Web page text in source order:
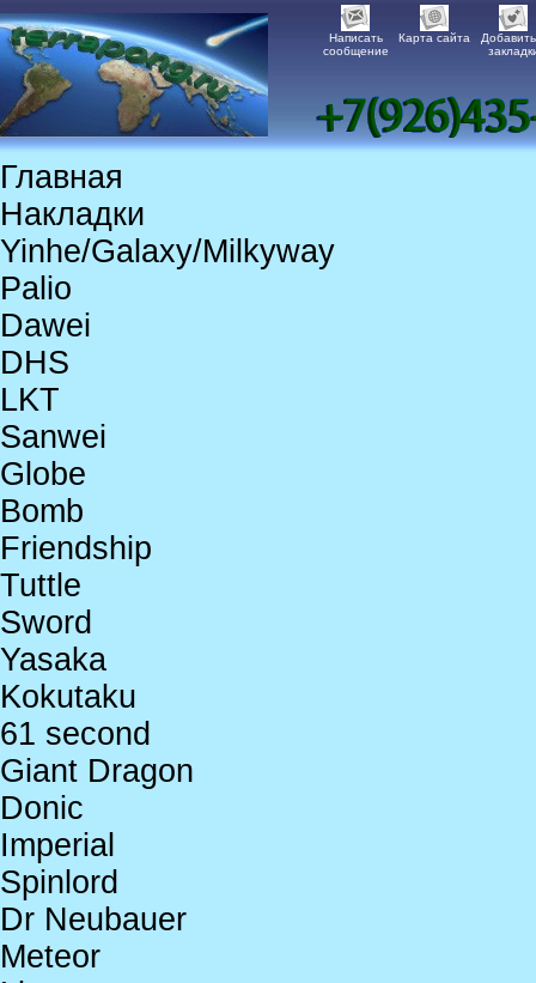
Написать
сообщение
Карта сайта
Главная
Накладки
Yinhe/Galaxy/Milkyway
Palio
Dawei
DHS
LKT
Sanwei
Globe
Bomb
Friendship
Tuttle
Sword
Yasaka
Kokutaku
61 second
Giant Dragon
Donic
Imperial
Spinlord
Dr Neubauer
Meteor